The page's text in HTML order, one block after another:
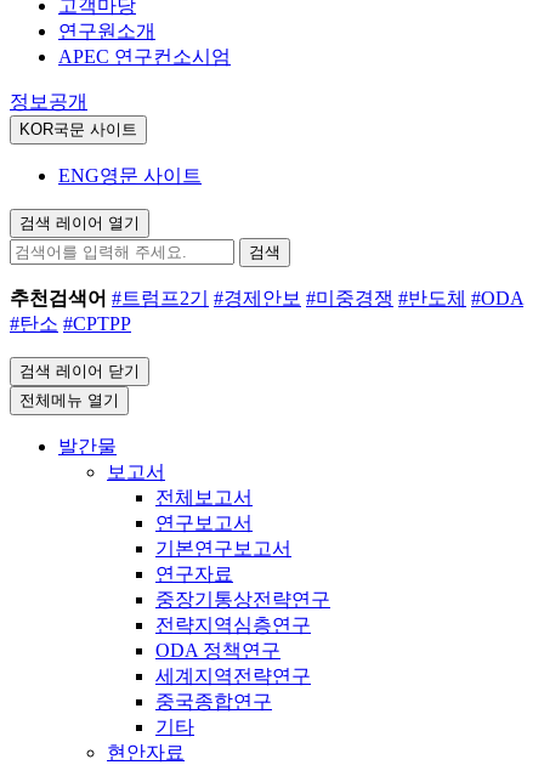
고객마당
연구원소개
APEC 연구컨소시엄
정보공개
KOR국문 사이트
ENG영문 사이트
검색 레이어 열기
검색
추천검색어 #트럼프2기 #경제안보 #미중경쟁 #반도체 #ODA
#탄소 #CPTPP
검색 레이어 닫기
전체메뉴 열기
발간물
보고서
전체보고서
연구보고서
기본연구보고서
연구자료
중장기통상전략연구
전략지역심층연구
ODA 정책연구
세계지역전략연구
중국종합연구
기타
현안자료